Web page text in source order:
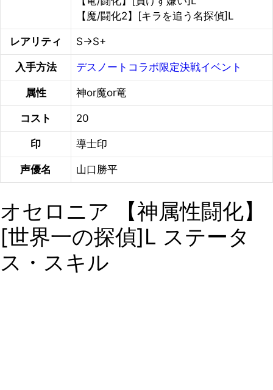
【魔/闘化2】[キラを追う名探偵]L
レアリティ S→S+
入手方法 デスノートコラボ限定決戦イベント
属性 神or魔or竜
コスト 20
印 導士印
声優名 山口勝平
オセロニア 【神属性闘化】
[世界一の探偵]L ステータ
ス・スキル